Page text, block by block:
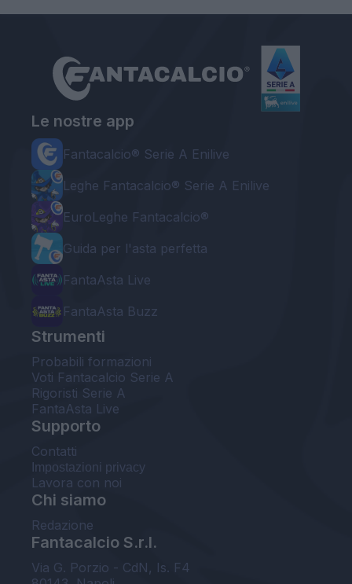
Le nostre app
Fantacalcio® Serie A Enilive
Leghe Fantacalcio® Serie A Enilive
EuroLeghe Fantacalcio®
Guida per l'asta perfetta
FantaAsta Live
FantaAsta Buzz
Strumenti
Probabili formazioni
Voti Fantacalcio Serie A
Rigoristi Serie A
FantaAsta Live
Supporto
Contatti
Impostazioni privacy
Lavora con noi
Chi siamo
Redazione
Fantacalcio S.r.l.
Via G. Porzio - CdN, Is. F4